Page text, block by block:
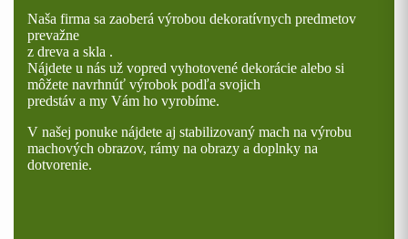
Naša firma sa zaoberá výrobou dekoratívnych predmetov
prevažne
z dreva a skla .
Nájdete u nás už vopred vyhotovené dekorácie alebo si
môžete navrhnúť výrobok podľa svojich
predstáv a my Vám ho vyrobíme.
V našej ponuke nájdete aj stabilizovaný mach na výrobu
machových obrazov, rámy na obrazy a doplnky na
dotvorenie.